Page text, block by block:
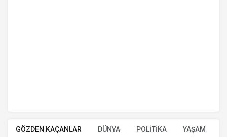
GÖZDEN KAÇANLAR DÜNYA POLİTİKA YAŞAM